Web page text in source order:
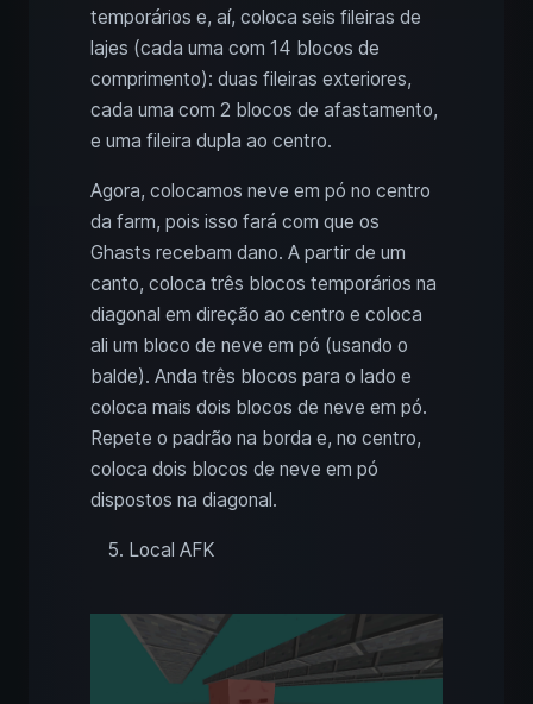
temporários e, aí, coloca seis fileiras de
lajes (cada uma com 14 blocos de
comprimento): duas fileiras exteriores,
cada uma com 2 blocos de afastamento,
e uma fileira dupla ao centro.
Agora, colocamos neve em pó no centro
da farm, pois isso fará com que os
Ghasts recebam dano. A partir de um
canto, coloca três blocos temporários na
diagonal em direção ao centro e coloca
ali um bloco de neve em pó (usando o
balde). Anda três blocos para o lado e
coloca mais dois blocos de neve em pó.
Repete o padrão na borda e, no centro,
coloca dois blocos de neve em pó
dispostos na diagonal.
Local AFK